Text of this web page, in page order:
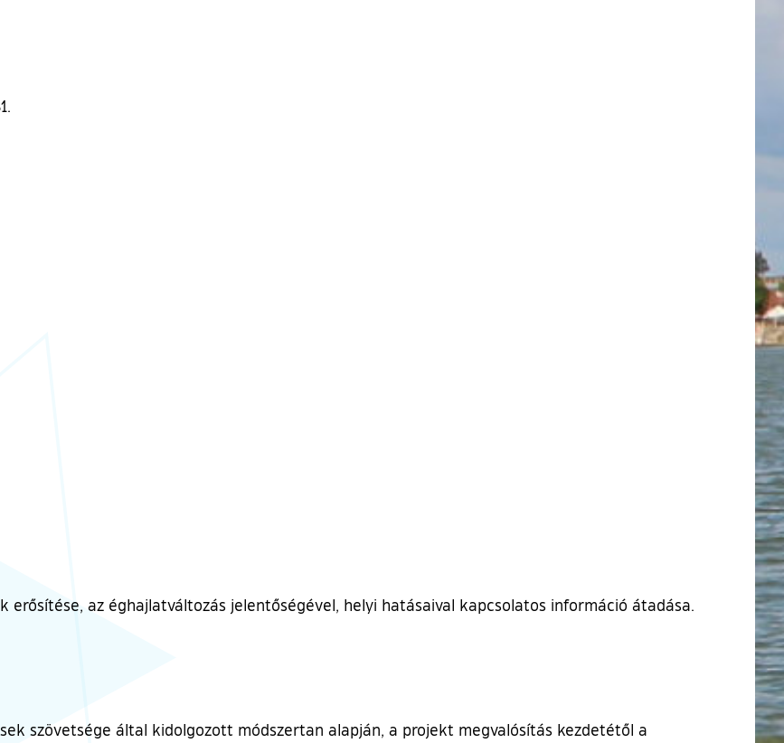
erősítése, az éghajlatváltozás jelentőségével, helyi hatásaival kapcsolatos információ átadása.
szövetsége által kidolgozott módszertan alapján, a projekt megvalósítás kezdetétől a